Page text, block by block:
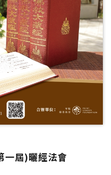
一屆)曬經法會